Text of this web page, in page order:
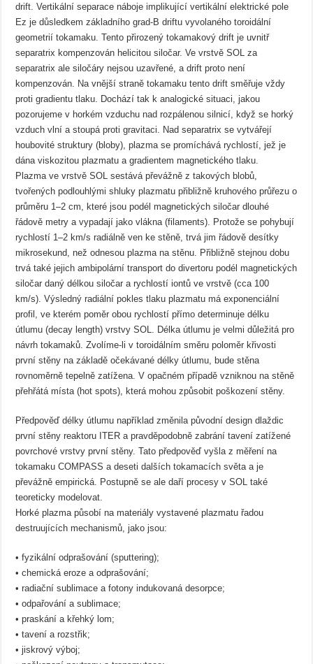
drift. Vertikální separace náboje implikující vertikální elektrické pole
Ez je důsledkem základního grad-B driftu vyvolaného toroidální
geometrií tokamaku. Tento přirozený tokamakový drift je uvnitř
separatrix kompenzován helicitou siločar. Ve vrstvě SOL za
separatrix ale siločáry nejsou uzavřené, a drift proto není
kompenzován. Na vnější straně tokamaku tento drift směřuje vždy
proti gradientu tlaku. Dochází tak k analogické situaci, jakou
pozorujeme v horkém vzduchu nad rozpálenou silnicí, když se horký
vzduch vlní a stoupá proti gravitaci. Nad separatrix se vytvářejí
houbovité struktury (bloby), plazma se promíchává rychlostí, jež je
dána viskozitou plazmatu a gradientem magnetického tlaku.
Plazma ve vrstvě SOL sestává převážně z takových blobů,
tvořených podlouhlými shluky plazmatu přibližně kruhového průřezu o
průměru 1–2 cm, které jsou podél magnetických siločar dlouhé
řádově metry a vypadají jako vlákna (filaments). Protože se pohybují
rychlostí 1–2 km/s radiálně ven ke stěně, trvá jim řádově desítky
mikrosekund, než odnesou plazma na stěnu. Přibližně stejnou dobu
trvá také jejich ambipolární transport do divertoru podél magnetických
siločar daný délkou siločar a rychlostí iontů ve vrstvě (cca 100
km/s). Výsledný radiální pokles tlaku plazmatu má exponenciální
profil, ve kterém poměr obou rychlostí přímo determinuje délku
útlumu (decay length) vrstvy SOL. Délka útlumu je velmi důležitá pro
návrh tokamaků. Zvolíme-li v toroidálním směru poloměr křivosti
první stěny na základě očekávané délky útlumu, bude stěna
rovnoměrně tepelně zatížena. V opačném případě vzniknou na stěně
přehřátá místa (hot spots), která mohou způsobit poškození stěny.
Předpověď délky útlumu například změnila původní design dlaždic
první stěny reaktoru ITER a pravděpodobně zabrání tavení zatížené
povrchové vrstvy první stěny. Tato předpověď vyšla z měření na
tokamaku COMPASS a deseti dalších tokamacích světa a je
převážně empirická. Postupně se ale daří procesy v SOL také
teoreticky modelovat.
Horké plazma působí na materiály vystavené plazmatu řadou
destruujících mechanismů, jako jsou:
• fyzikální odprašování (sputtering);
• chemická eroze a odprašování;
• radiační sublimace a fotony indukovaná desorpce;
• odpařování a sublimace;
• praskání a křehký lom;
• tavení a rozstřik;
• jiskrový výboj;